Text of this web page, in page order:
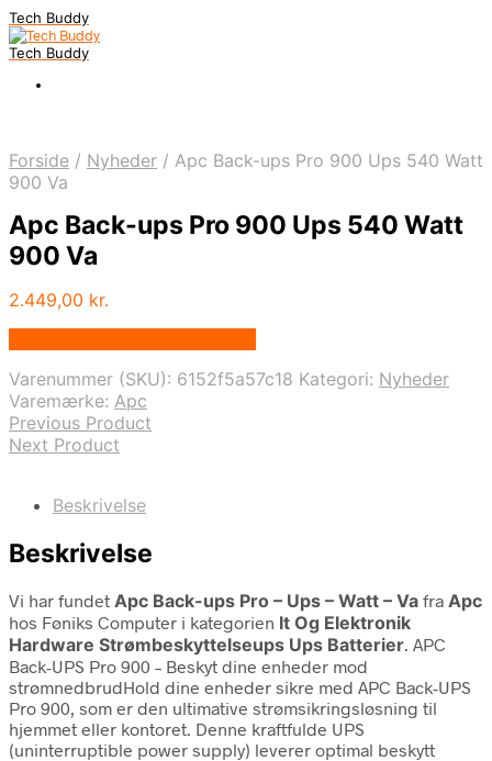
Tech Buddy
Tech Buddy
Forside / Nyheder / Apc Back-ups Pro 900 Ups 540 Watt
900 Va
Apc Back-ups Pro 900 Ups 540 Watt
900 Va
2.449,00 kr.
Varenummer (SKU): 6152f5a57c18 Kategori: Nyheder
Varemærke: Apc
Previous Product
Next Product
Beskrivelse
Beskrivelse
Vi har fundet Apc Back-ups Pro – Ups – Watt – Va fra Apc
hos Føniks Computer i kategorien It Og Elektronik
Hardware Strømbeskyttelseups Ups Batterier. APC
Back-UPS Pro 900 – Beskyt dine enheder mod
strømnedbrudHold dine enheder sikre med APC Back-UPS
Pro 900, som er den ultimative strømsikringsløsning til
hjemmet eller kontoret. Denne kraftfulde UPS
(uninterruptible power supply) leverer optimal beskytt